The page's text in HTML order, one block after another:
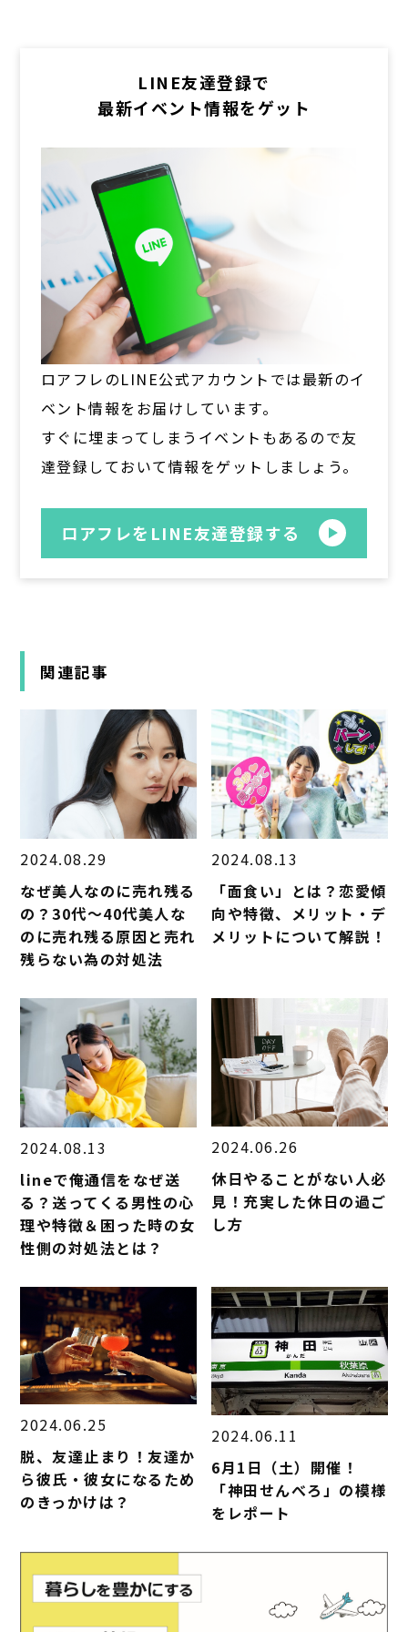
LINE友達登録で
最新イベント情報をゲット
ロアフレのLINE公式アカウントでは最新のイ
ベント情報をお届けしています。
すぐに埋まってしまうイベントもあるので友
達登録しておいて情報をゲットしましょう。
ロアフレをLINE友達登録する
関連記事
2024.08.29
なぜ美人なのに売れ残る
の？30代～40代美人な
のに売れ残る原因と売れ
残らない為の対処法
2024.08.13
「面食い」とは？恋愛傾
向や特徴、メリット・デ
メリットについて解説！
2024.08.13
lineで俺通信をなぜ送
る？送ってくる男性の心
理や特徴＆困った時の女
性側の対処法とは？
2024.06.26
休日やることがない人必
見！充実した休日の過ご
し方
2024.06.25
脱、友達止まり！友達か
ら彼氏・彼女になるため
のきっかけは？
2024.06.11
6月1日（土）開催！
「神田せんべろ」の模様
をレポート